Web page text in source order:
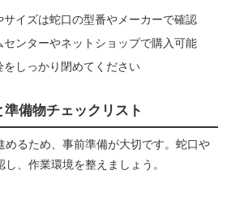
サイズは蛇口の型番やメーカーで確認
センターやネットショップで購入可能
をしっかり閉めてください
備物チェックリスト
めるため、事前準備が大切です。蛇口や
、作業環境を整えましょう。